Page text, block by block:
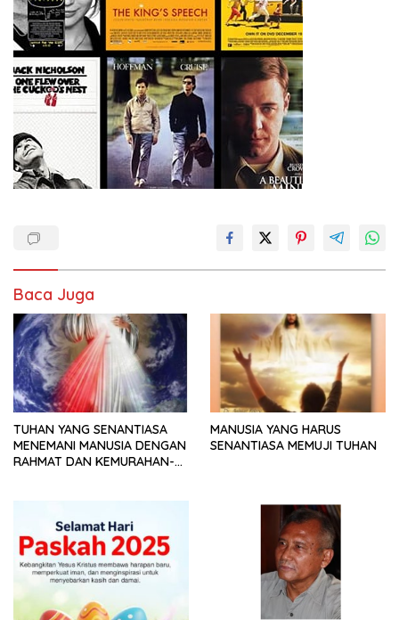
Baca Juga
TUHAN YANG SENANTIASA
MENEMANI MANUSIA DENGAN
RAHMAT DAN KEMURAHAN-
MANUSIA YANG HARUS
SENANTIASA MEMUJI TUHAN